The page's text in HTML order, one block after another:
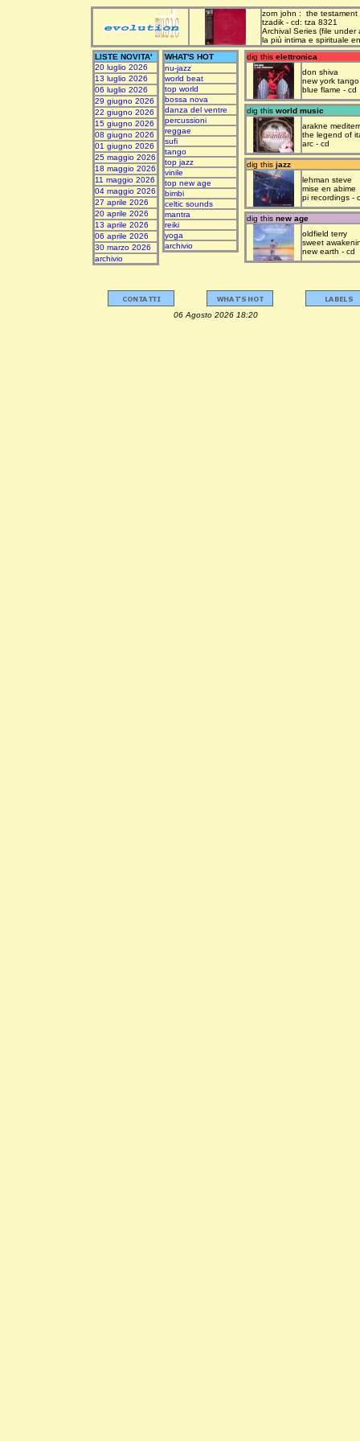
zorn john : the testament
tzadik - cd: tza 8321
Archival Series (file under
la più intima e spirituale
LISTE NOVITA'
20 luglio 2026
13 luglio 2026
06 luglio 2026
29 giugno 2026
22 giugno 2026
15 giugno 2026
08 giugno 2026
01 giugno 2026
25 maggio 2026
18 maggio 2026
11 maggio 2026
04 maggio 2026
27 aprile 2026
20 aprile 2026
13 aprile 2026
06 aprile 2026
30 marzo 2026
archivio
WHAT'S HOT
nu-jazz
world beat
top world
bossa nova
danza del ventre
percussioni
reggae
sufi
tango
top jazz
vinile
top new age
bimbi
celtic sounds
mantra
reiki
yoga
archivio
dig this elettronica
don shiva
new york tango
blue flame - cd
dig this world music
arakne
the legend of
arc - cd
dig this jazz
lehman steve
mise en abime
pi recordings -
dig this new age
oldfield terry
sweet
new earth - cd
06 Agosto 2026 18:20